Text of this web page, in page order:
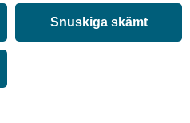
Snuskiga skämt